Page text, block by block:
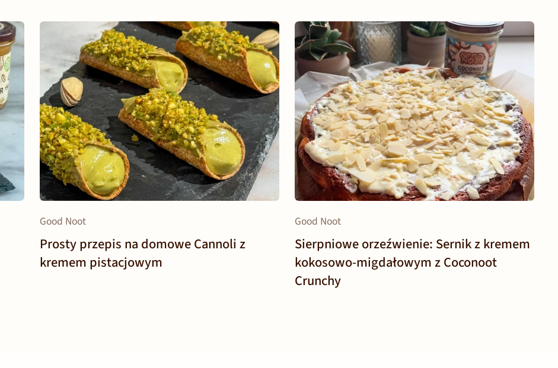
Good Noot
Prosty przepis na domowe Cannoli z
kremem pistacjowym
Good Noot
Sierpniowe orzeźwienie: Sernik z kremem
kokosowo-migdałowym z Coconoot
Crunchy